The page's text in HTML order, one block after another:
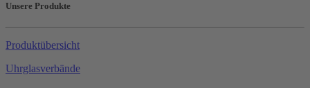
Unsere Produkte
Produktübersicht
Uhrglasverbände